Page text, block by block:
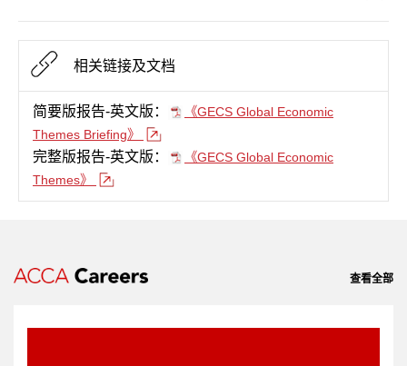
相关链接及文档
简要版报告-英文版：
《GECS Global Economic
Themes Briefing》
完整版报告-英文版：
《GECS Global Economic
Themes》
查看全部